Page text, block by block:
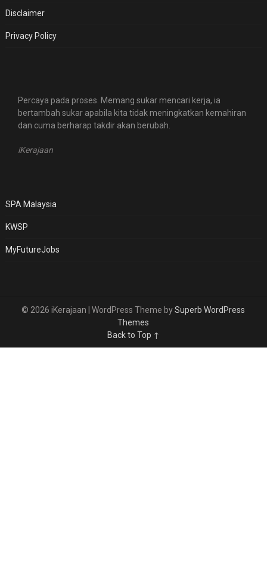
Disclaimer
Privacy Policy
Percaya pada proses. Memang sukar mencari kerja, ia
bertambah sukar apabila kita tidak meningkatkan kemahiran
dan cuma berharap takdir akan berubah.
iKerajaan
SPA Malaysia
KWSP
MyFutureJobs
© 2026 iKerajaan | WordPress Theme bySuperb WordPress
Themes
Back to Top ↑